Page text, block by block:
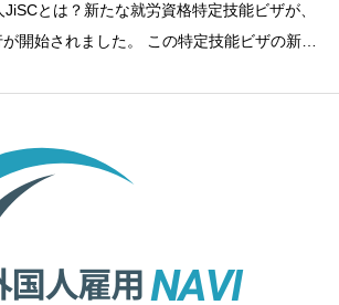
とは？新たな就労資格特定技能ビザが、
開始されました。 この特定技能ビザの新設